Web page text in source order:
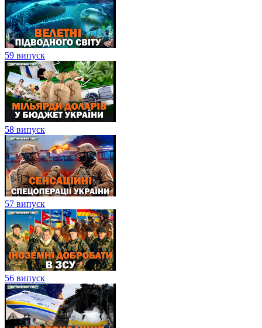
59 випуск
58 випуск
57 випуск
56 випуск